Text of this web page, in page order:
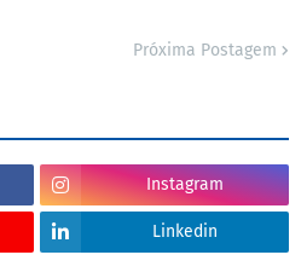
Próxima Postagem
Instagram
Linkedin